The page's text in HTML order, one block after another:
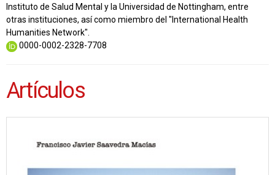
Instituto de Salud Mental y la Universidad de Nottingham, entre
otras instituciones, así como miembro del "International Health
Humanities Network".
0000-0002-2328-7708
Artículos